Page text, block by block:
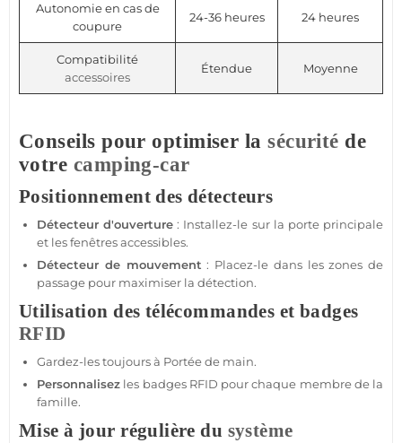
Autonomie en cas de
coupure
24-36 heures 24 heures
Compatibilité
accessoires
Étendue Moyenne
Conseils pour optimiser lasécurité de
votre camping-car
Positionnement des détecteurs
Détecteur d'ouverture : Installez-le sur la porte principale
et les fenêtres accessibles.
Détecteur de mouvement : Placez-le dans les zones de
passage pour maximiser la détection.
Utilisation des télécommandes et badges
RFID
Gardez-les toujours à Portéede main.
Personnalisez les badges RFID pour chaque membre de la
famille.
Mise à jour régulière du système